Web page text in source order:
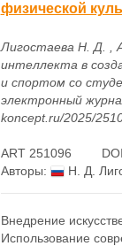
физической
Лигостаева Н. Д. ,
интеллекта в
и спортом со
электронный
koncept.ru/2025/
ART 251096
Авторы:
Н. Д.
Внедрение
Использование